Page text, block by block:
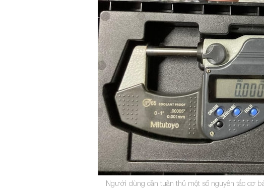
Người dùng cần tuân thủ một số nguyên tắc cơ